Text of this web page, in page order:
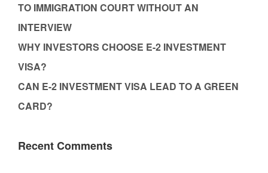
TO IMMIGRATION COURT WITHOUT AN
INTERVIEW
WHY INVESTORS CHOOSE E-2 INVESTMENT
VISA?
CAN E-2 INVESTMENT VISA LEAD TO A GREEN
CARD?
Recent Comments